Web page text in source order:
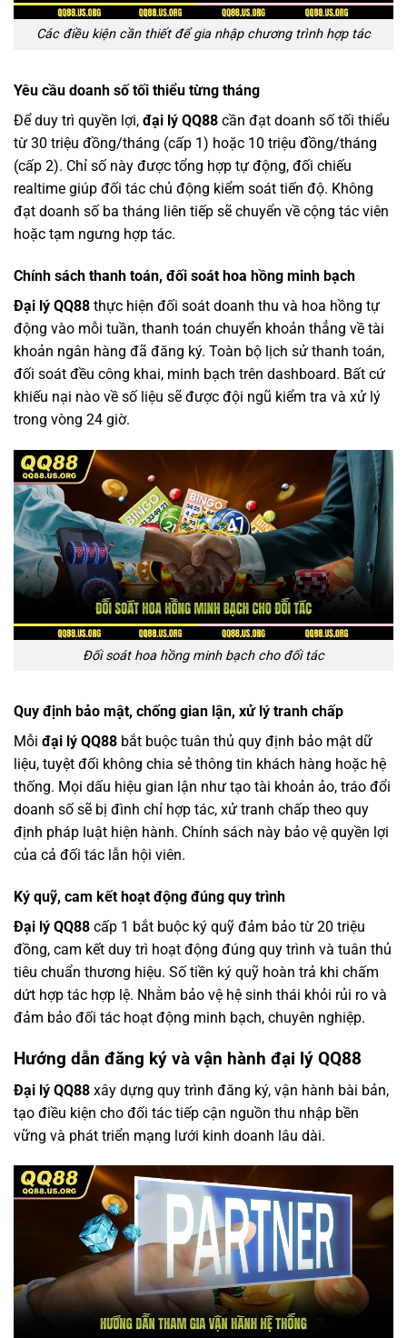
Các điều kiện cần thiết để gia nhập chương trình hợp tác
Yêu cầu doanh số tối thiểu từng tháng
Để duy trì quyền lợi, đại lý QQ88 cần đạt doanh số tối thiểu
từ 30 triệu đồng/tháng (cấp 1) hoặc 10 triệu đồng/tháng
(cấp 2). Chỉ số này được tổng hợp tự động, đối chiếu
realtime giúp đối tác chủ động kiểm soát tiến độ. Không
đạt doanh số ba tháng liên tiếp sẽ chuyển về cộng tác viên
hoặc tạm ngưng hợp tác.
Chính sách thanh toán, đối soát hoa hồng minh bạch
Đại lý QQ88 thực hiện đối soát doanh thu và hoa hồng tự
động vào mỗi tuần, thanh toán chuyển khoản thẳng về tài
khoản ngân hàng đã đăng ký. Toàn bộ lịch sử thanh toán,
đối soát đều công khai, minh bạch trên dashboard. Bất cứ
khiếu nại nào về số liệu sẽ được đội ngũ kiểm tra và xử lý
trong vòng 24 giờ.
Đối soát hoa hồng minh bạch cho đối tác
Quy định bảo mật, chống gian lận, xử lý tranh chấp
Mỗi đại lý QQ88 bắt buộc tuân thủ quy định bảo mật dữ
liệu, tuyệt đối không chia sẻ thông tin khách hàng hoặc hệ
thống. Mọi dấu hiệu gian lận như tạo tài khoản ảo, tráo đổi
doanh số sẽ bị đình chỉ hợp tác, xử tranh chấp theo quy
định pháp luật hiện hành. Chính sách này bảo vệ quyền lợi
của cả đối tác lẫn hội viên.
Ký quỹ, cam kết hoạt động đúng quy trình
Đại lý QQ88 cấp 1 bắt buộc ký quỹ đảm bảo từ 20 triệu
đồng, cam kết duy trì hoạt động đúng quy trình và tuân thủ
tiêu chuẩn thương hiệu. Số tiền ký quỹ hoàn trả khi chấm
dứt hợp tác hợp lệ. Nhằm bảo vệ hệ sinh thái khỏi rủi ro và
đảm bảo đối tác hoạt động minh bạch, chuyên nghiệp.
Hướng dẫn đăng ký và vận hành đại lý QQ88
Đại lý QQ88 xây dựng quy trình đăng ký, vận hành bài bản,
tạo điều kiện cho đối tác tiếp cận nguồn thu nhập bền
vững và phát triển mạng lưới kinh doanh lâu dài.